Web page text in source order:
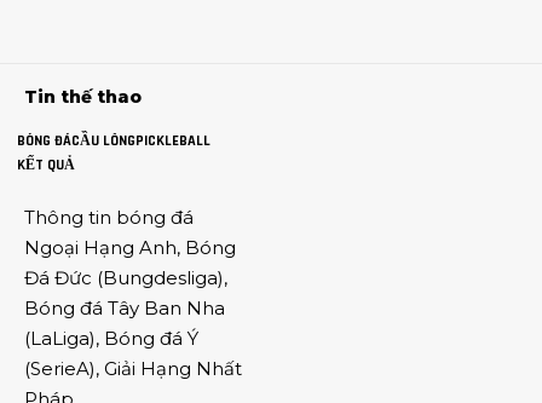
Tin thế thao
BÓNG ĐÁCẦU LÔNGPICKLEBALL
KẾT QUẢ
Thông tin bóng đá
Ngoại Hạng Anh, Bóng
Đá Đức (Bungdesliga),
Bóng đá Tây Ban Nha
(LaLiga), Bóng đá Ý
(SerieA), Giải Hạng Nhất